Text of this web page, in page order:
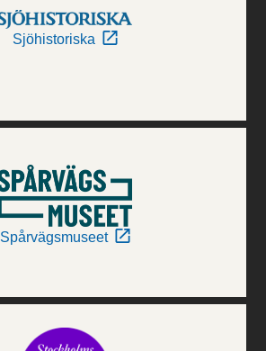
Sjöhistoriska
Spårvägsmuseet